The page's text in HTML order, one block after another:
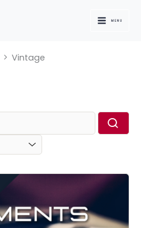
MENU
Vintage